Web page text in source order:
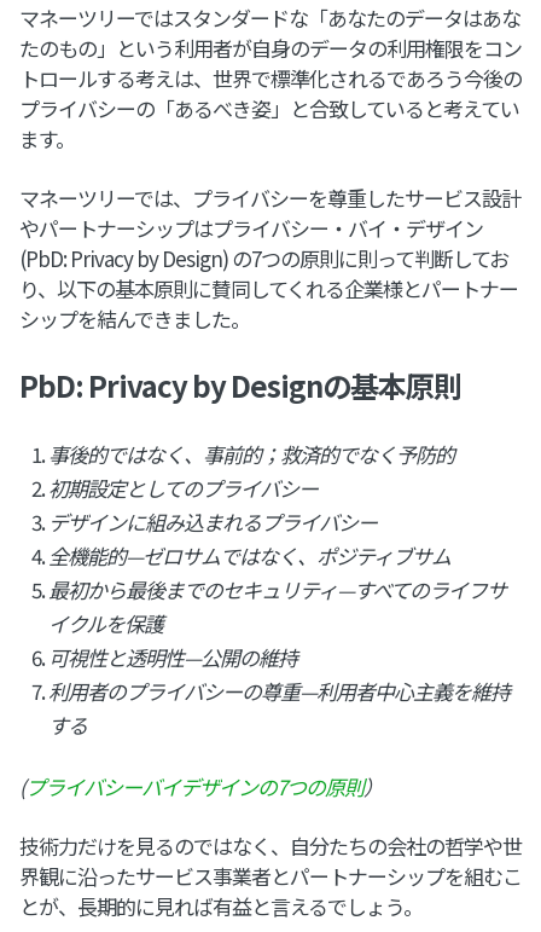
マネーツリーではスタンダードな「あなたのデータはあな
たのもの」という利用者が自身のデータの利用権限をコン
トロールする考えは、世界で標準化されるであろう今後の
プライバシーの「あるべき姿」と合致していると考えてい
ます。
マネーツリーでは、プライバシーを尊重したサービス設計
やパートナーシップはプライバシー・バイ・デザイン
(PbD: Privacy by Design) の7つの原則に則って判断してお
り、以下の基本原則に賛同してくれる企業様とパートナー
シップを結んできました。
PbD: Privacy by Designの基本原則
事後的ではなく、事前的；救済的でなく予防的
初期設定としてのプライバシー
デザインに組み込まれるプライバシー
全機能的—ゼロサムではなく、ポジティブサム
最初から最後までのセキュリティ—すべてのライフサ
イクルを保護
可視性と透明性—公開の維持
利用者のプライバシーの尊重—利用者中心主義を維持
する
(プライバシーバイデザインの7つの原則）
技術力だけを見るのではなく、自分たちの会社の哲学や世
界観に沿ったサービス事業者とパートナーシップを組むこ
とが、長期的に見れば有益と言えるでしょう。